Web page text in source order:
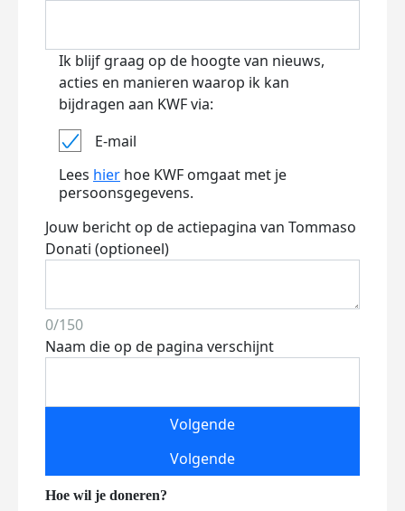
Ik blijf graag op de hoogte van nieuws,
acties en manieren waarop ik kan
bijdragen aan KWF via:
E-mail
Lees hier hoe KWF omgaat met je
persoonsgegevens.
Jouw bericht op de actiepagina van Tommaso
Donati (optioneel)
0/150
Naam die op de pagina verschijnt
Volgende
Volgende